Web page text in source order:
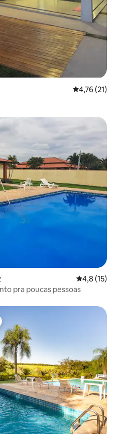
4,76 de uma
4,76 (21)
4,8 de uma
4,8 (15)
pra poucas pessoas
dos hóspedes